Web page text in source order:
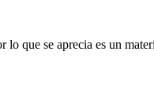
lo que se aprecia es un